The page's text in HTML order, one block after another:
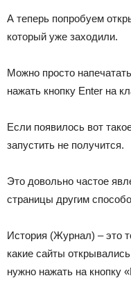
А теперь попробуем
который уже заходили.
Можно просто
нажать кнопку Enter на
Если появилось вот
запустить не получится.
Это довольно частое
страницы другим
История (Журнал) – это
какие сайты
нужно нажать на кнопку